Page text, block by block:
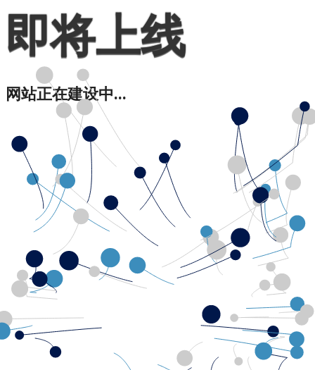
即将上线
网站正在建设中...